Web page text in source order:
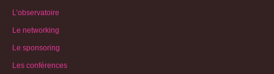
L’observatoire
Le networking
Le sponsoring
Les conférences